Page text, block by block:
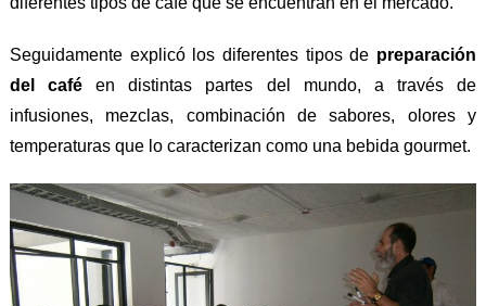
Seguidamente explicó los diferentes tipos de preparación
del café endistintas partes del mundo, a través de
infusiones, mezclas, combinación de sabores, olores y
temperaturas que lo caracterizan como una bebida gourmet.